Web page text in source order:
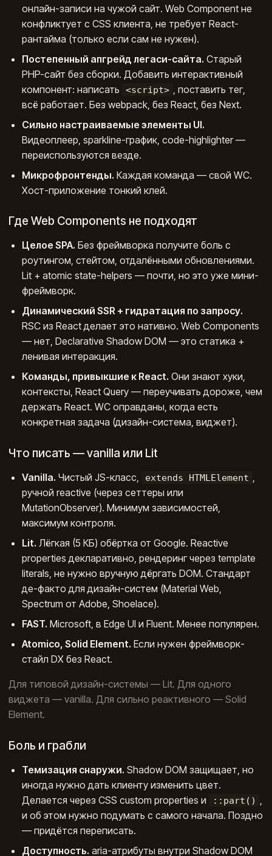
онлайн-записи на чужой сайт. Web Component не
конфликтует с CSS клиента, не требует React-
рантайма (только если сам не нужен).
Постепенный апгрейд легаси-сайта. Старый
PHP-сайт без сборки. Добавить интерактивный
компонент: написать
<script>
, поставить тег,
всё работает. Без webpack, без React, без Next.
Сильно настраиваемые элементы UI.
Видеоплеер, sparkline-график, code-highlighter —
переиспользуются везде.
Микрофронтенды. Каждая команда — свой WC.
Хост-приложение тонкий клей.
Где Web Components не подходят
Целое SPA. Без фреймворка получите боль с
роутингом, стейтом, отдалёнными обновлениями.
Lit + atomic state-helpers — почти, но это уже мини-
фреймворк.
Динамический SSR + гидратация по запросу.
RSC из React делает это нативно. Web Components
— нет, Declarative Shadow DOM — это статика +
ленивая интеракция.
Команды, привыкшие к React. Они знают хуки,
контексты, React Query — переучивать дороже, чем
держать React. WC оправданы, когда есть
конкретная задача (дизайн-система, виджет).
Что писать — vanilla или Lit
Vanilla. Чистый JS-класс, extends HTMLElement ,
ручной reactive (через сеттеры или
MutationObserver). Минимум зависимостей,
максимум контроля.
Lit. Лёгкая (5 КБ) обёртка от Google. Reactive
properties декларативно, рендеринг через template
literals, не нужно вручную дёргать DOM. Стандарт
де-факто для дизайн-систем (Material Web,
Spectrum от Adobe, Shoelace).
FAST. Microsoft, в Edge UI и Fluent. Менее популярен.
Atomico, Solid Element. Если нужен фреймворк-
стайл DX без React.
Для типовой дизайн-системы — Lit. Для одного
виджета — vanilla. Для сильно реактивного — Solid
Element.
Боль и грабли
Темизация снаружи. Shadow DOM защищает, но
иногда нужно дать клиенту изменить цвет.
Делается через CSS custom properties и
::part()
и об этом нужно подумать с самого начала. Поздно
— придётся переписать.
Доступность. aria-атрибуты внутри Shadow DOM